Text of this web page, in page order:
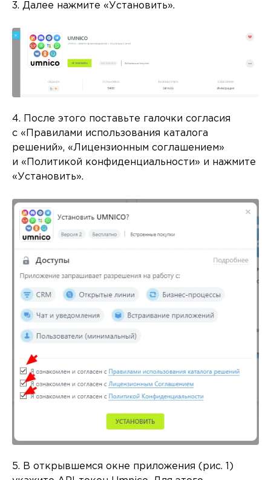
3. Далее нажмите «Установить».
4. После этого поставьте галочки согласия
с «Правилами использования каталога
решений», «Лицензионным соглашением»
и «Политикой конфиденциальности» и нажмите
«Установить».
5. В открывшемся окне приложения (рис. 1)